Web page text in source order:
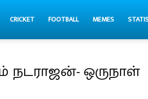
CRICKET FOOTBALL MEMES
ஒருநாள்